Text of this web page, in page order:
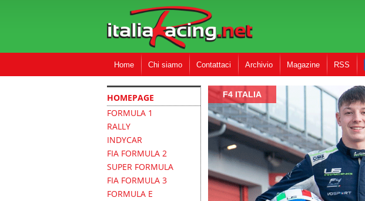
Home Chi siamo Contattaci Archivio Magazine RSS
HOMEPAGE
FORMULA 1
RALLY
INDYCAR
FIA FORMULA 2
SUPER FORMULA
FIA FORMULA 3
FORMULA E
F4 ITALIA